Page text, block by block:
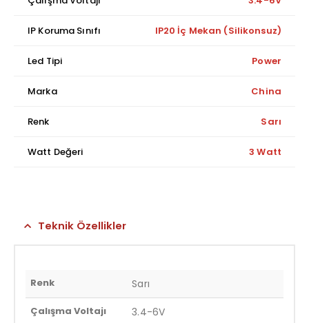
IP Koruma Sınıfı IP20 İç Mekan (Silikonsuz)
Led Tipi Power
Marka China
Renk Sarı
Watt Değeri 3 Watt
Teknik Özellikler
Renk Sarı
Çalışma Voltajı 3.4-6V